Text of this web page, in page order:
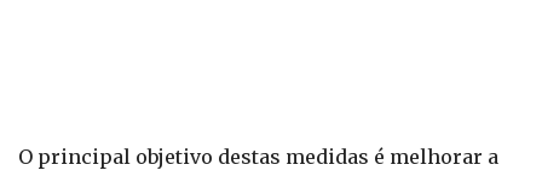
O principal objetivo destas medidas é melhorar a